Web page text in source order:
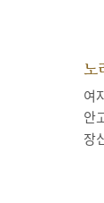
노
여
안
장